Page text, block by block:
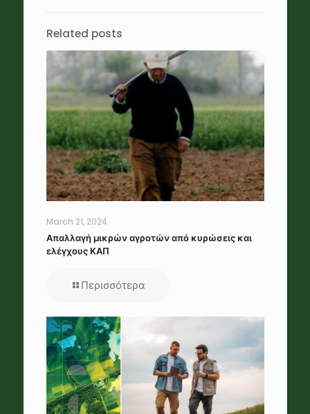
Related posts
March 21, 2024
Απαλλαγή μικρών αγροτών από κυρώσεις και
ελέγχους ΚΑΠ
Περισσότερα